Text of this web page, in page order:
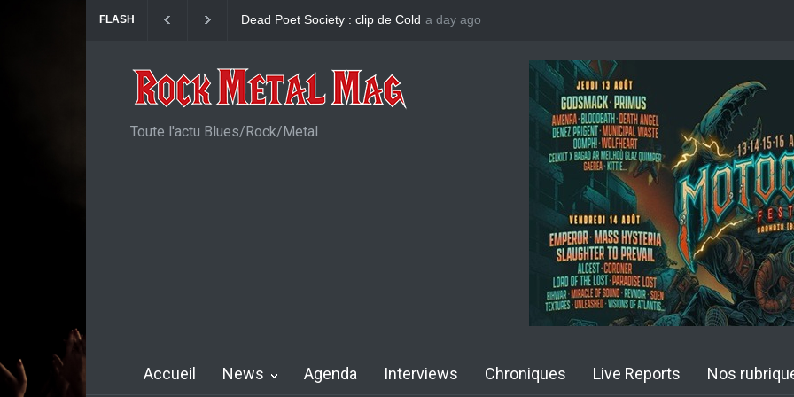
FLASH Dead Poet Society : clip de Cold John Diva & The Rockets Of Love : Single Yngwie
a day ago
Toute l'actu Blues/Rock/Metal
Accueil News Agenda Interviews Chroniques Live Reports Nos